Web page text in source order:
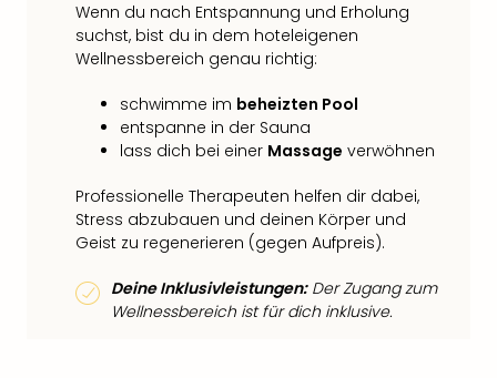
Wenn du nach Entspannung und Erholung
suchst, bist du in dem hoteleigenen
Wellnessbereich genau richtig:
schwimme im beheizten Pool
entspanne in der Sauna
lass dich bei einer Massage verwöhnen
Professionelle Therapeuten helfen dir dabei,
Stress abzubauen und deinen Körper und
Geist zu regenerieren (gegen Aufpreis).
Deine Inklusivleistungen:Der Zugang zum
Wellnessbereich ist für dich inklusive.